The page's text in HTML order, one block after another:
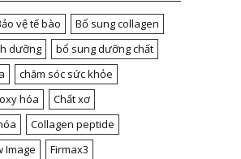
vệ tế bào
Bổ sung collagen
dưỡng
bổ sung dưỡng chất
chăm sóc sức khỏe
hóa
Chất xơ
Collagen peptide
Image
Firmax3